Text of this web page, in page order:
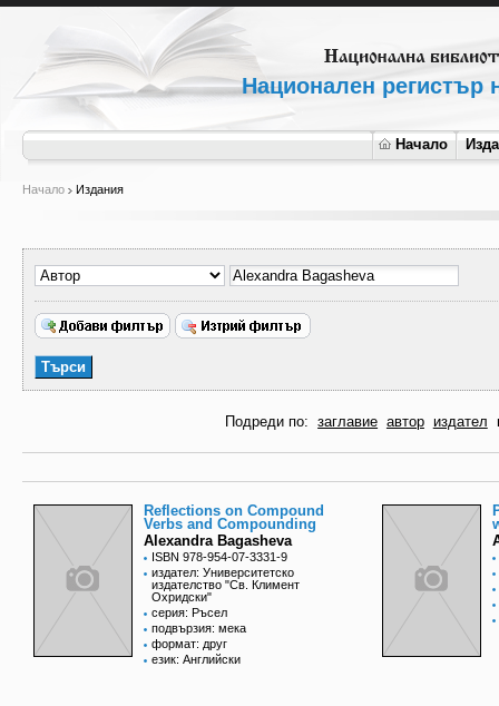
Национален регистър
Начало
Начало Издания
Подреди по: заглавие автор издател
Reflections on Compound
Verbs and Compounding
Alexandra Bagasheva
ISBN 978-954-07-3331-9
издател: Университетско
издателство "Св. Климент
Охридски"
серия: Ръсел
подвързия: мека
формат: друг
език: Английски